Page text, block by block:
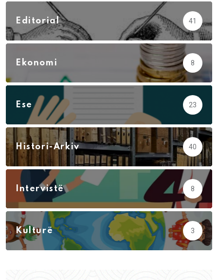
Editorial 41
Ekonomi 8
Ese 23
Histori-Arkiv 40
Intervistë 8
Kulturë 3